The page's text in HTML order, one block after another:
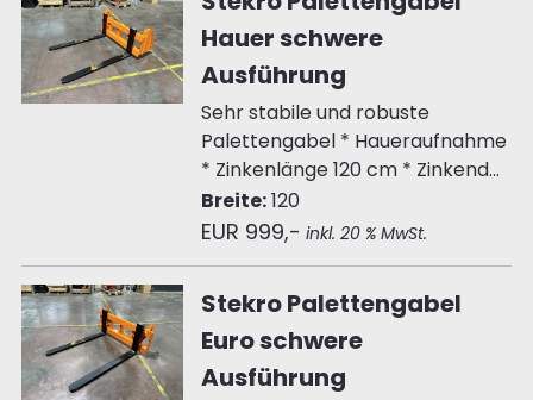
Hauer schwere
Ausführung
Sehr stabile und robuste
Palettengabel * Haueraufnahme
* Zinkenlänge 120 cm * Zinkend...
Breite:120
EUR 999,- inkl. 20 % MwSt.
Stekro Palettengabel
Euro schwere
Ausführung